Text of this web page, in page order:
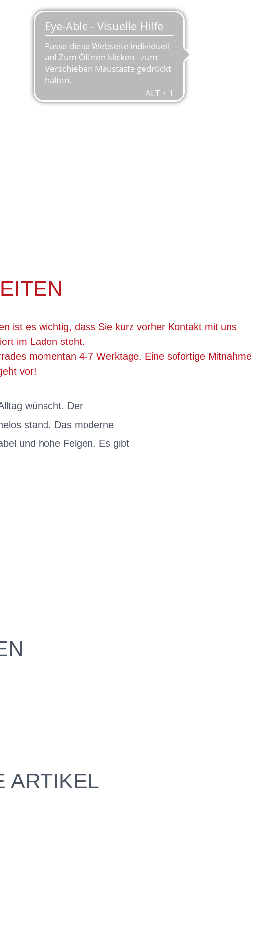
ist es wichtig, dass Sie kurz vorher Kontakt mit uns
im Laden steht.
momentan 4-7 Werktage. Eine sofortige Mitnahme
vor!
wünscht. Der
stand. Das moderne
und hohe Felgen. Es gibt
ARTIKEL